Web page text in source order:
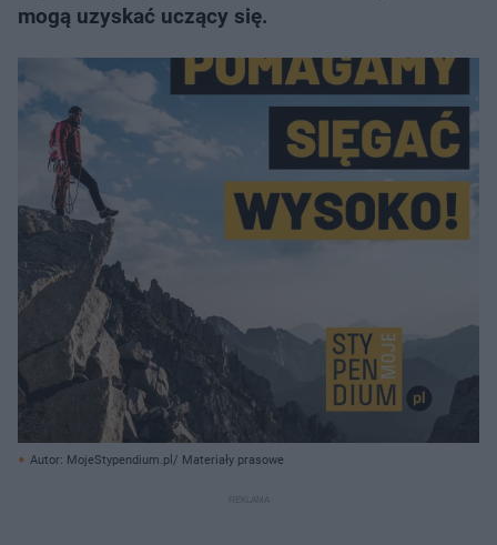
mogą uzyskać uczący się.
Autor: MojeStypendium.pl/ Materiały prasowe